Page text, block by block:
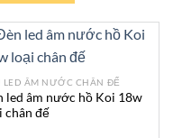
LED ÂM NƯỚC CHÂN ĐẾ
led âm nước hồ Koi 18w
chân đế